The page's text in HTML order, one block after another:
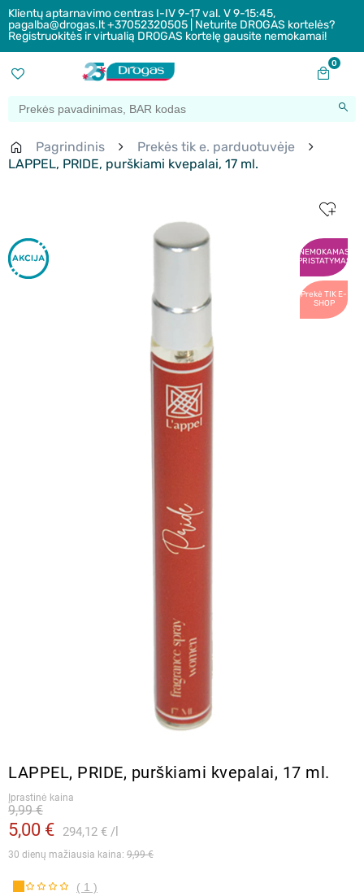
Klientų aptarnavimo centras I-IV 9-17 val. V 9-15:45,
pagalba@drogas.lt +37052320505 | Neturite DROGAS kortelės?
Registruokitės ir virtualią DROGAS kortelę gausite nemokamai!
0
Pagrindinis
Prekės tik e. parduotuvėje
LAPPEL, PRIDE, purškiami kvepalai, 17 ml.
NEMOKAMAS
PRISTATYMAS
Prekė TIK E-
SHOP
LAPPEL, PRIDE, purškiami kvepalai, 17 ml.
Įprastinė kaina
5,00 € 294,12 €
9,99 €
30 dienų mažiausia kaina: 9,99 €
( 1 )